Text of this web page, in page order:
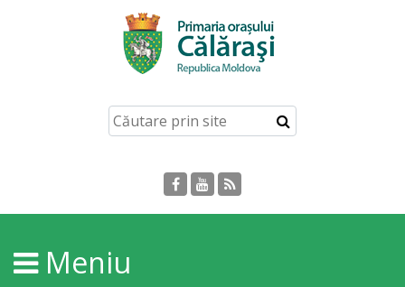
Despre
Orașului
Meniu